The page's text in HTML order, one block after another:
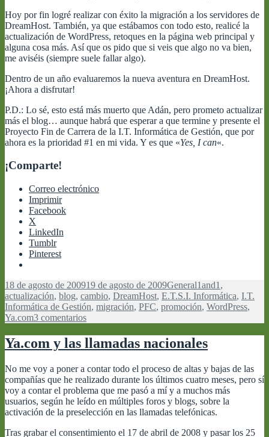
Hoy por fin logré realizar con éxito la migración a los servidores de
DreamHost. También, ya que estábamos con todo esto, realicé la
actualización de WordPress, retoques en la página web principal y
alguna cosa más. Así que os pido que si veis que algo no va bien,
me aviséis (siempre suele fallar algo).
Dentro de un año evaluaremos la nueva aventura en DreamHost.
¡Ahora a disfrutar!
P.D.: Lo sé, esto está más muerto que Adán, pero prometo actualizar
más el blog… aunque habrá que esperar a que termine y presente el
Proyecto Fin de Carrera de la I.T. Informática de Gestión, que por
ahora es la prioridad #1 en mi vida. Y es que «Yes, I can«.
¡Comparte!
Correo electrónico
Imprimir
Facebook
X
LinkedIn
Tumblr
Pinterest
Publicado
el
18 de agosto de 200919 de agosto de 2009Categorías
GeneralEtiquetas
1and1 ,
actualización, blog, cambio, DreamHost, E.T.S.I. Informática, I.T.
Informática de Gestión, migración, PFC, promoción, WordPress,
Ya.com3 comentariosen
y
actualización
Ya.com y las llamadas nacionales
No me voy a poner a contar todo el proceso de altas y bajas de las
compañías que he realizado durante los últimos cuatro meses, pero sí
voy a contar el problema que me pasó a mí y a muchos más
usuarios, según he leído en múltiples foros y blogs, sobre la
activación de la preselección en las llamadas telefónicas.
Tras grabar el consentimiento el 17 de abril de 2008 y pasar los 25